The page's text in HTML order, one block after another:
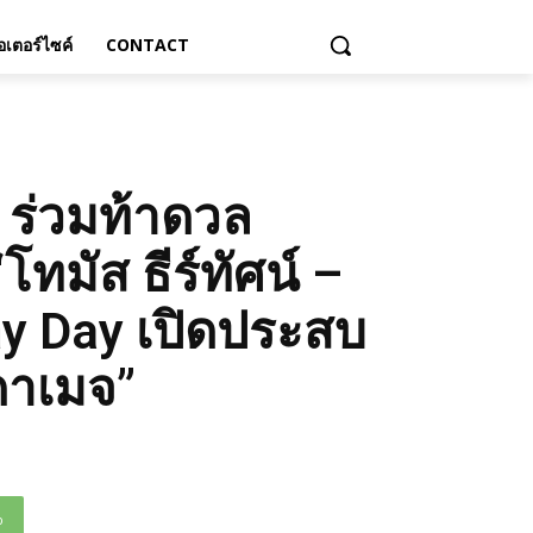
เตอร์ไซค์ CONTACT
ร่วมท้าดวล
โทมัส ธีร์ทัศน์ –
Day เปิดประสบ
มจ”